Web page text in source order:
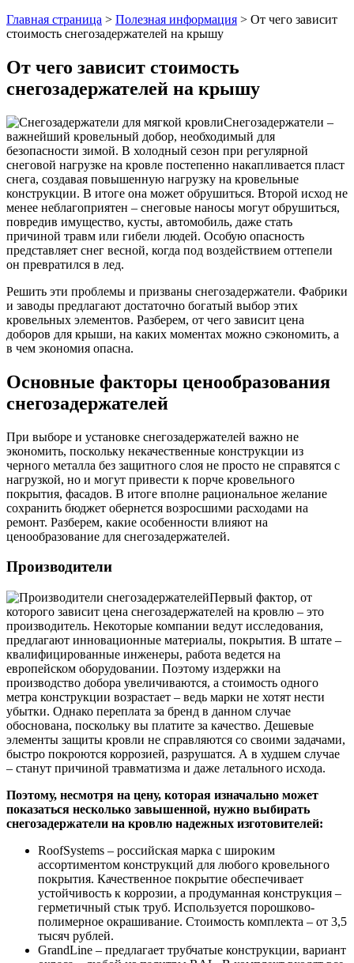
Главная страница > Полезная информация > От чего зависит
стоимость снегозадержателей на крышу
От чего зависит стоимость
снегозадержателей на крышу
Снегозадержатели –
важнейший кровельный добор, необходимый для
безопасности зимой. В холодный сезон при регулярной
снеговой нагрузке на кровле постепенно накапливается пласт
снега, создавая повышенную нагрузку на кровельные
конструкции. В итоге она может обрушиться. Второй исход не
менее неблагоприятен – снеговые наносы могут обрушиться,
повредив имущество, кусты, автомобиль, даже стать
причиной травм или гибели людей. Особую опасность
представляет снег весной, когда под воздействием оттепели
он превратился в лед.
Решить эти проблемы и призваны снегозадержатели. Фабрики
и заводы предлагают достаточно богатый выбор этих
кровельных элементов. Разберем, от чего зависит цена
доборов для крыши, на каких моментах можно сэкономить, а
в чем экономия опасна.
Основные факторы ценообразования
снегозадержателей
При выборе и установке снегозадержателей важно не
экономить, поскольку некачественные конструкции из
черного металла без защитного слоя не просто не справятся с
нагрузкой, но и могут привести к порче кровельного
покрытия, фасадов. В итоге вполне рациональное желание
сохранить бюджет обернется возросшими расходами на
ремонт. Разберем, какие особенности влияют на
ценообразование для снегозадержателей.
Производители
Первый фактор, от
которого зависит цена снегозадержателей на кровлю – это
производитель. Некоторые компании ведут исследования,
предлагают инновационные материалы, покрытия. В штате –
квалифицированные инженеры, работа ведется на
европейском оборудовании. Поэтому издержки на
производство добора увеличиваются, а стоимость одного
метра конструкции возрастает – ведь марки не хотят нести
убытки. Однако переплата за бренд в данном случае
обоснована, поскольку вы платите за качество. Дешевые
элементы защиты кровли не справляются со своими задачами,
быстро покроются коррозией, разрушатся. А в худшем случае
– станут причиной травматизма и даже летального исхода.
Поэтому, несмотря на цену, которая изначально может
показаться несколько завышенной, нужно выбирать
снегозадержатели на кровлю надежных изготовителей:
RoofSystems – российская марка с широким
ассортиментом конструкций для любого кровельного
покрытия. Качественное покрытие обеспечивает
устойчивость к коррозии, а продуманная конструкция –
герметичный стык труб. Используется порошково-
полимерное окрашивание. Стоимость комплекта – от 3,5
тысяч рублей.
GrandLine – предлагает трубчатые конструкции, вариант